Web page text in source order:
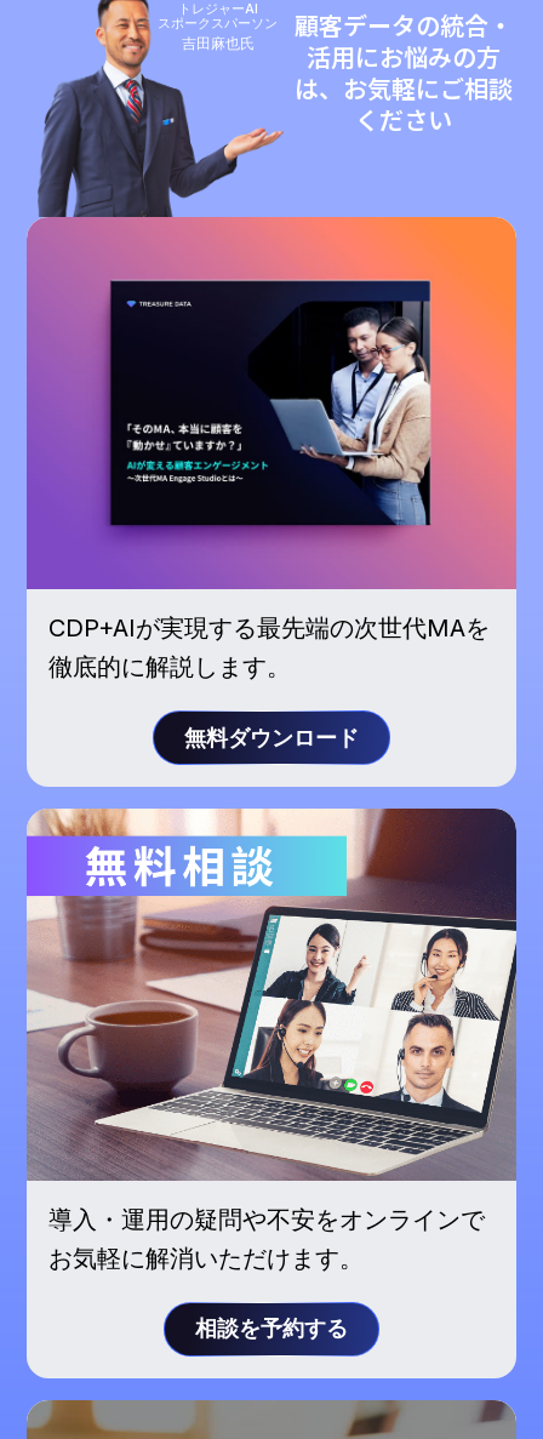
トレジャーAI
スポークスパーソン
吉田麻也氏
顧客データの統合・
活用にお悩みの方
は、お気軽にご相談
ください
CDP+AIが実現する最先端の次世代MAを
徹底的に解説します。
無料ダウンロード
導入・運用の疑問や不安をオンラインで
お気軽に解消いただけます。
相談を予約する